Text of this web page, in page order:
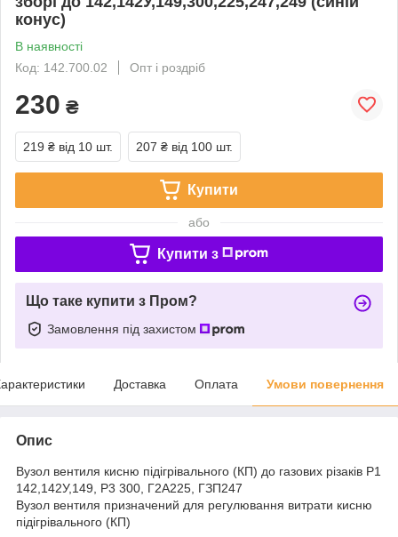
конус)
В наявності
Код: 142.700.02
Опт і роздріб
230 ₴
219 ₴ від 10 шт. 207 ₴ від 100 шт.
Купити
або
Купити з
Що таке купити з Пром?
Замовлення під захистом
Доставка Оплата Умови повернення
Опис
Вузол вентиля кисню підігрівального (КП) до газових різаків Р1
142,142У,149, Р3 300, Г2А225, ГЗП247
Вузол вентиля призначений для регулювання витрати кисню
підігрівального (КП)